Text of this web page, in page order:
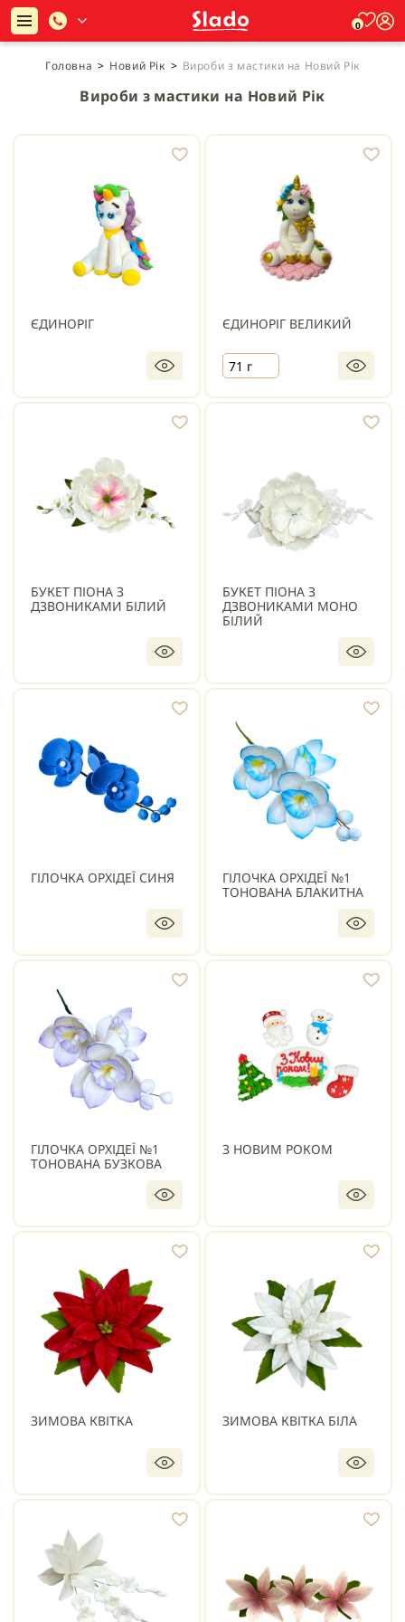
0
Головна > Новий Рік > Вироби з мастики на Новий Рік
Вироби з мастики на Новий Рік
ЄДИНОРІГ ЄДИНОРІГ ВЕЛИКИЙ
71 г
БУКЕТ ПІОНА З
ДЗВОНИКАМИ БІЛИЙ
БУКЕТ ПІОНА З
ДЗВОНИКАМИ МОНО
БІЛИЙ
ГІЛОЧКА ОРХІДЕЇ СИНЯ
ГІЛОЧКА ОРХІДЕЇ №1
ТОНОВАНА БЛАКИТНА
ГІЛОЧКА ОРХІДЕЇ №1
ТОНОВАНА БУЗКОВА
З НОВИМ РОКОМ
ЗИМОВА КВІТКА ЗИМОВА КВІТКА БІЛА